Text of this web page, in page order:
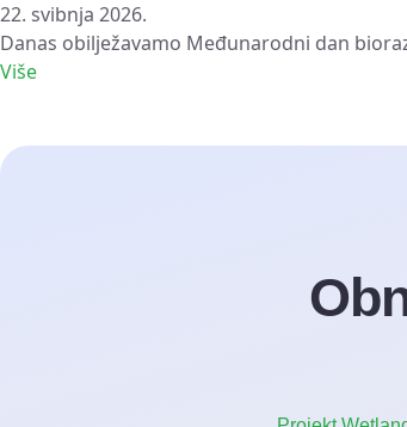
22. svibnja 2026.
Danas obilježavamo Međunarodni dan
Više